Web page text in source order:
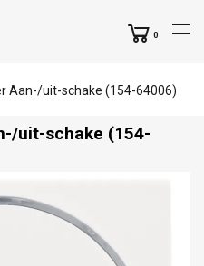
0
Aan-/uit-schake (154-64006)
uit-schake (154-